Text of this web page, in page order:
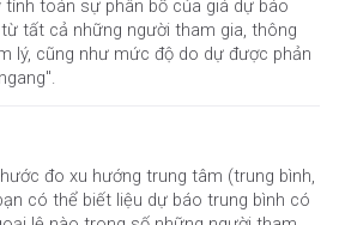
tính toán sự phân bổ của giá dự báo
tất cả những người tham gia, thông
lý, cũng như mức độ do dự được phản
đo xu hướng trung tâm (trung bình,
có thể biết liệu dự báo trung bình có